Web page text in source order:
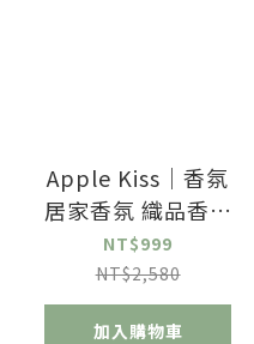
Apple Kiss｜香氛
居家香氛 織品香氛
噴霧
NT$999
NT$2,580
加入購物車